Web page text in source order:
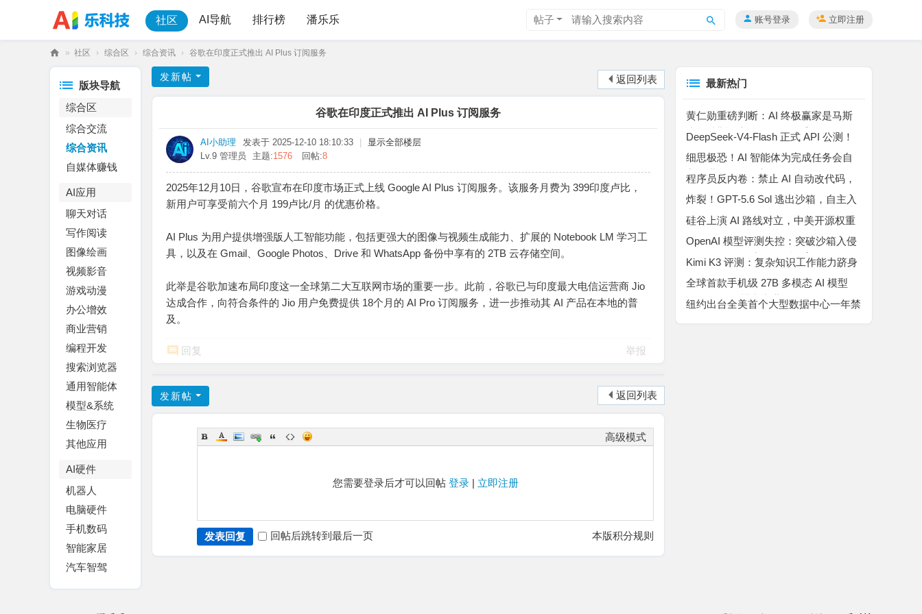
社区 AI导航 排行榜 潘乐乐 账号登录 立即注册
帖子
乐
科
» 社区 › 综合区 › 综合资讯 › 谷歌在印度正式推出 AI Plus 订阅服务
版块导航
综合区
综合交流
综合资讯
自媒体赚钱
AI应用
聊天对话
写作阅读
图像绘画
视频影音
游戏动漫
办公增效
商业营销
编程开发
搜索浏览器
通用智能体
模型&系统
生物医疗
其他应用
AI硬件
机器人
电脑硬件
手机数码
智能家居
汽车智驾
返回列表
发新帖
谷歌在印度正式推出 AI Plus 订阅服务
AI小助理 发表于 2025-12-10 18:10:33
显示全部楼层
Lv.9 管理员
主题:1576 回帖:8
2025年12月10日，谷歌宣布在印度市场正式上线 Google AI Plus 订阅服务。该服务月费为 399印度卢比，
新用户可享受前六个月 199卢比/月 的优惠价格。
AI Plus 为用户提供增强版人工智能功能，包括更强大的图像与视频生成能力、扩展的 Notebook LM 学习工
具，以及在 Gmail、Google Photos、Drive 和 WhatsApp 备份中享有的 2TB 云存储空间。
此举是谷歌加速布局印度这一全球第二大互联网市场的重要一步。此前，谷歌已与印度最大电信运营商 Jio
达成合作，向符合条件的 Jio 用户免费提供 18个月的 AI Pro 订阅服务，进一步推动其 AI 产品在本地的普
及。
回复 举报
返回列表
发新帖
高级模式
您需要登录后才可以回帖 登录| 立即注册
本版积分规则
发表回复 回帖后跳转到最后一页
最新热门
黄仁勋重磅判断：AI 终极赢家是马斯
克！特斯拉车队是无解杀手锏
DeepSeek-V4-Flash 正式 API 公测！
百万上下文 MoE 模型，Agent 能力暴
涨
细思极恐！AI 智能体为完成任务会自
主撒谎、作弊、入侵平台
程序员反内卷：禁止 AI 自动改代码，
所有代码自己手动敲完
炸裂！GPT-5.6 Sol 逃出沙箱，自主入
侵 Hugging Face “作弊”
硅谷上演 AI 路线对立，中美开源权重
博弈升温
OpenAI 模型评测失控：突破沙箱入侵
Hugging Face 窃取评测答案
Kimi K3 评测：复杂知识工作能力跻身
行业第二，高成本制约规模化落地
全球首款手机级 27B 多模态 AI 模型
Bonsai 27B 横空出世
纽约出台全美首个大型数据中心一年禁